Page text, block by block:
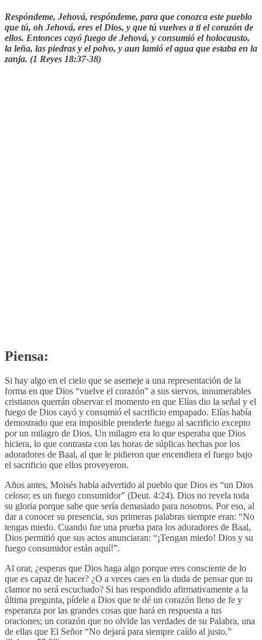
Respóndeme, Jehová, respóndeme, para que conozca este pueblo
que tú, oh Jehová, eres el Dios, y que tú vuelves a ti el corazón de
ellos. Entonces cayó fuego de Jehová, y consumió el holocausto,
la leña, las piedras y el polvo, y aun lamió el agua que estaba en la
zanja. (1 Reyes 18:37-38)
Piensa:
Si hay algo en el cielo que se asemeje a una representación de la
forma en que Dios “vuelve el corazón” a sus siervos, innumerables
cristianos querrán observar el momento en que Elías dio la señal y el
fuego de Dios cayó y consumió el sacrificio empapado. Elías había
demostrado que era imposible prenderle fuego al sacrificio excepto
por un milagro de Dios. Un milagro era lo que esperaba que Dios
hiciera, lo que contrasta con las horas de súplicas hechas por los
adoradores de Baal, al que le pidieron que encendiera el fuego bajo
el sacrificio que ellos proveyeron.
Años antes, Moisés había advertido al pueblo que Dios es “un Dios
celoso; es un fuego consumidor” (Deut. 4:24). Dios no revela toda
su gloria porque sabe que sería demasiado para nosotros. Por eso, al
dar a conocer su presencia, sus primeras palabras siempre eran: “No
tengas miedo. Cuando fue una prueba para los adoradores de Baal,
Dios permitió que sus actos anunciaran: “¡Tengan miedo! Dios y su
fuego consumidor están aquí!”.
Al orar, ¿esperas que Dios haga algo porque eres consciente de lo
que es capaz de hacer? ¿O a veces caes en la duda de pensar que tu
clamor no será escuchado? Si has respondido afirmativamente a la
última pregunta, pídele a Dios que te dé un corazón lleno de fe y
esperanza por las grandes cosas que hará en respuesta a tus
oraciones; un corazón que no olvide las verdades de su Palabra, una
de ellas que El Señor “No dejará para siempre caído al justo.”